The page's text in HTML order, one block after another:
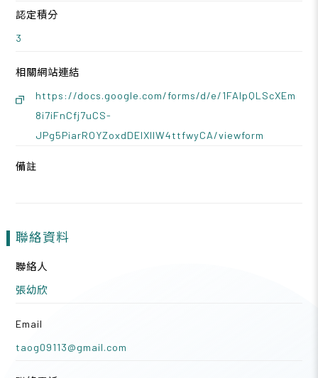
認定積分
3
相關網站連結
https://docs.google.com/forms/d/e/1FAIpQLScXEm
8i7iFnCfj7uCS-
JPg5PiarROYZoxdDEIXIlW4ttfwyCA/viewform
備註
聯絡資料
聯絡人
張幼欣
Email
taog09113@gmail.com